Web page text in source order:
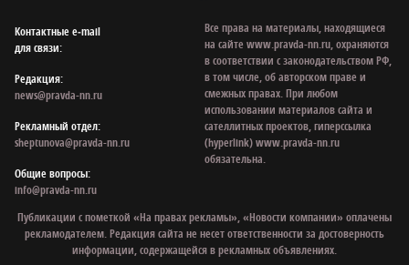
Контактные e‑mail
для связи:
Редакция:
news@pravda-nn.ru
Рекламный отдел:
sheptunova@pravda-nn.ru
Общие вопросы:
info@pravda-nn.ru
Все права на материалы, находящиеся
на сайте www.pravda-nn.ru, охраняются
в соответствии с законодательством РФ,
в том числе, об авторском праве и
смежных правах. При любом
использовании материалов сайта и
сателлитных проектов, гиперссылка
(hyperlink) www.pravda-nn.ru
обязательна.
Публикации с пометкой «На правах рекламы», «Новости компании» оплачены
рекламодателем. Редакция сайта не несет ответственности за достоверность
информации, содержащейся в рекламных объявлениях.